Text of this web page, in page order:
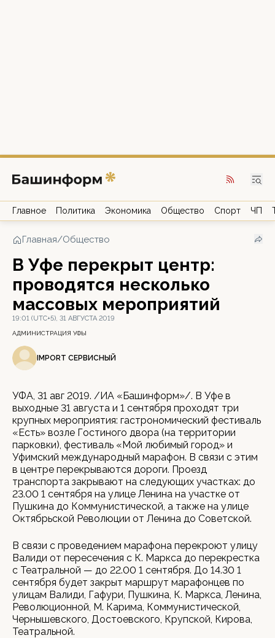
Главное Политика Экономика Общество Спорт ЧП
Главная/Общество
В Уфе перекрыт центр:
проводятся несколько
массовых мероприятий
19:01 (UTC+5), 31 АВГУСТА 2019
АДМИНИСТРАЦИЯ УФЫ
IMPORT СЕРВИСНЫЙ
УФА, 31 авг 2019. /ИА «Башинформ»/. В Уфе в
выходные 31 августа и 1 сентября проходят три
крупных мероприятия: гастрономический фестиваль
«Есть» возле Гостиного двора (на территории
парковки), фестиваль «Мой любимый город» и
Уфимский международный марафон. В связи с этим
в центре перекрываются дороги. Проезд
транспорта закрывают на следующих участках: до
23.00 1 сентября на улице Ленина на участке от
Пушкина до Коммунистической, а также на улице
Октябрьской Революции от Ленина до Советской.
В связи с проведением марафона перекроют улицу
Валиди от пересечения с К. Маркса до перекрестка
с Театральной — до 22.00 1 сентября. До 14.30 1
сентября будет закрыт маршрут марафонцев по
улицам Валиди, Гафури, Пушкина, К. Маркса, Ленина,
Революционной, М. Карима, Коммунистической,
Чернышевского, Достоевского, Крупской, Кирова,
Театральной.